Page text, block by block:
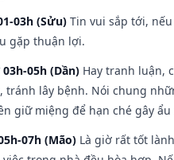
03h (Sửu) Tin vui sắp tới,
gặp thuận lợi.
05h (Dần) Hay tranh luận,
lây bệnh. Nói chung
giữ miệng để hạn ché gây ẩu
07h (Mão) Là giờ rất tốt